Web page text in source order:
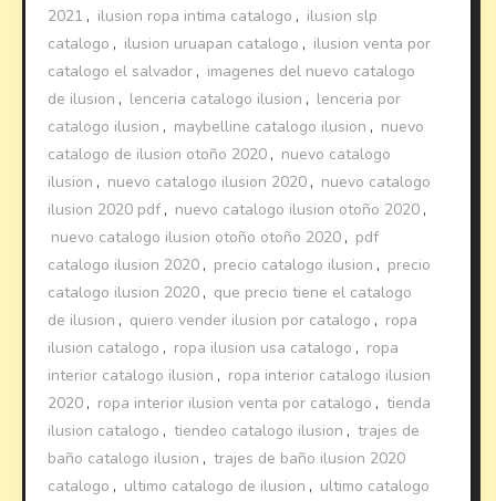
2021 , ilusion ropa intima catalogo , ilusion slp
catalogo , ilusion uruapan catalogo , ilusion venta por
catalogo el salvador , imagenes del nuevo catalogo
de ilusion , lenceria catalogo ilusion , lenceria por
catalogo ilusion , maybelline catalogo ilusion , nuevo
catalogo de ilusion otoño 2020 , nuevo catalogo
ilusion , nuevo catalogo ilusion 2020 , nuevo catalogo
ilusion 2020 pdf , nuevo catalogo ilusion otoño 2020 ,
nuevo catalogo ilusion otoño otoño 2020 , pdf
catalogo ilusion 2020 , precio catalogo ilusion , precio
catalogo ilusion 2020 , que precio tiene el catalogo
de ilusion , quiero vender ilusion por catalogo , ropa
ilusion catalogo , ropa ilusion usa catalogo , ropa
interior catalogo ilusion , ropa interior catalogo ilusion
2020 , ropa interior ilusion venta por catalogo , tienda
ilusion catalogo , tiendeo catalogo ilusion , trajes de
baño catalogo ilusion , trajes de baño ilusion 2020
catalogo , ultimo catalogo de ilusion , ultimo catalogo